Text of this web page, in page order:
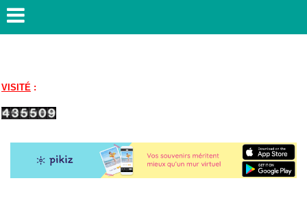
VISITÉ :